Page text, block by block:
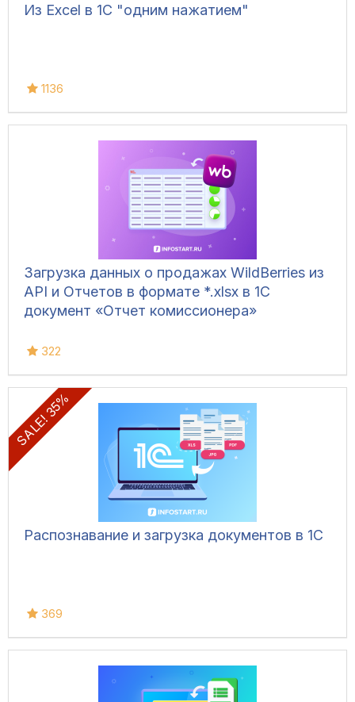
Из Excel в 1С "одним нажатием"
1136
Загрузка данных о продажах WildBerries из
API и Отчетов в формате *.xlsx в 1С
документ «Отчет комиссионера»
322
SALE! 35%
Распознавание и загрузка документов в 1С
369